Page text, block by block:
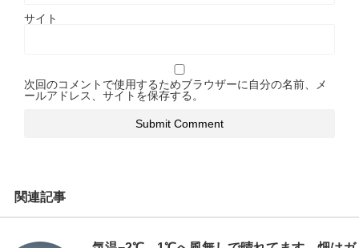
サイト
次回のコメントで使用するためブラウザーに自分の名前、メ
ールアドレス、サイトを保存する。
関連記事